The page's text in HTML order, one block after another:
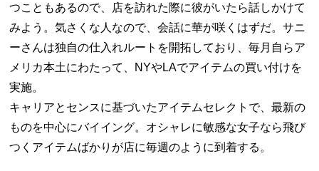
つこともあるので、店を訪れた際に彼がいたら話しかけて
みよう。気さくな人なので、会話に華が咲くはずだ。サニ
ーさんは独自の仕入れルートを開拓しており、毎月自らア
メリカ本土にわたって、NYやLAでアイテムの買い付けを
実施。
キャリアとセンスに基づいたアイテムセレクトで、最新の
ものを中心にバイイング。オシャレに敏感な女子なら飛び
つくアイテムばかりが店に毎週のように到着する。